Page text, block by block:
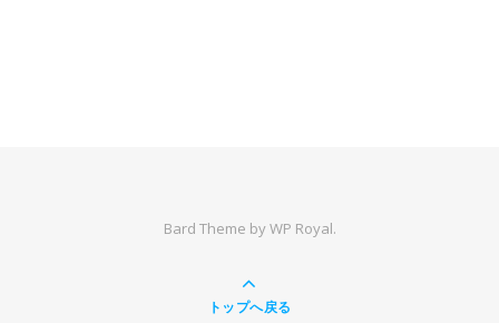
Bard Theme byWP Royal.
トップへ戻る